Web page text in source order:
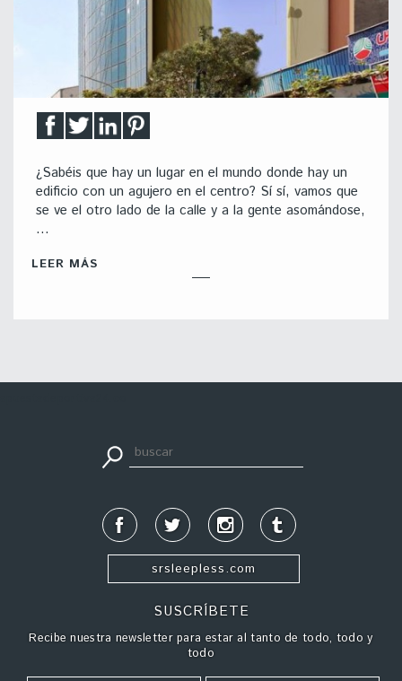
¿Sabéis que hay un lugar en el mundo donde hay un
edificio con un agujero en el centro? Sí sí, vamos que
se ve el otro lado de la calle y a la gente asomándose,
…
LEER MÁS
srsleepless.com
SUSCRÍBETE
Recibe nuestra newsletter para estar al tanto de todo, todo y
todo